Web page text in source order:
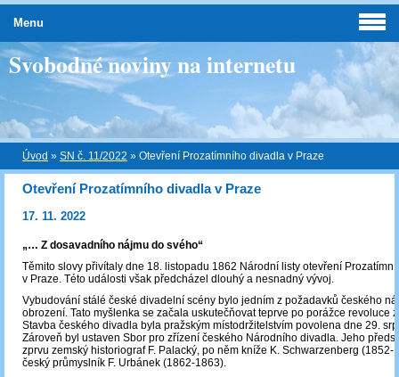
Svobodné noviny na internetu
Úvod » SN č. 11/2022 » Otevření Prozatímního divadla v Praze
Otevření Prozatímního divadla v Praze
17. 11. 2022
„… Z dosavadního nájmu do svého“
Těmito slovy přivítaly dne 18. listopadu 1862 Národní listy otevření
v Praze. Této události však předcházel dlouhý a nesnadný vývoj.
Vybudování stálé české divadelní scény bylo jedním z požadavků českého
obrození. Tato myšlenka se začala uskutečňovat teprve po porážce revoluce
Stavba českého divadla byla pražským místodržitelstvím povolena dne 29.
Zároveň byl ustaven Sbor pro zřízení českého Národního divadla. Jeho
zprvu zemský historiograf F. Palacký, po něm kníže K. Schwarzenberg (1852-
český průmyslník F. Urbánek (1862-1863).
Menu